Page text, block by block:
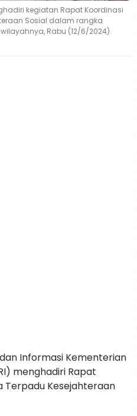
kegiatan Rapat Koordinasi
Sosial dalam rangka
Rabu (12/6/2024).
Informasi Kementerian
menghadiri Rapat
Terpadu Kesejahteraan